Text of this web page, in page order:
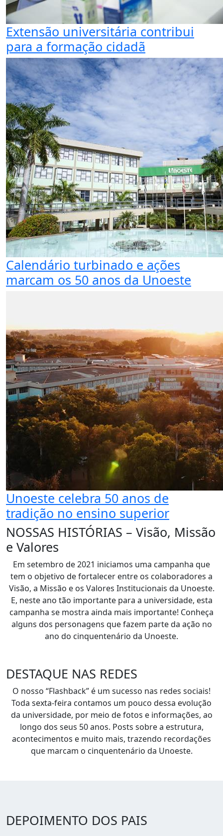
Extensão universitária contribui
para a formação cidadã
Calendário turbinado e ações
marcam os 50 anos da Unoeste
Unoeste celebra 50 anos de
tradição no ensino superior
NOSSAS HISTÓRIAS – Visão, Missão
e Valores
Em setembro de 2021 iniciamos uma campanha que
tem o objetivo de fortalecer entre os colaboradores a
Visão, a Missão e os Valores Institucionais da Unoeste.
E, neste ano tão importante para a universidade, esta
campanha se mostra ainda mais importante! Conheça
alguns dos personagens que fazem parte da ação no
ano do cinquentenário da Unoeste.
DESTAQUE NAS REDES
O nosso “Flashback” é um sucesso nas redes sociais!
Toda sexta-feira contamos um pouco dessa evolução
da universidade, por meio de fotos e informações, ao
longo dos seus 50 anos. Posts sobre a estrutura,
acontecimentos e muito mais, trazendo recordações
que marcam o cinquentenário da Unoeste.
DEPOIMENTO DOS PAIS